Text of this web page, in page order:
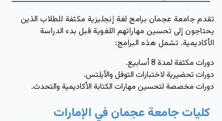
تقدم جامعة عجمان برامج لغة إنجليزية مكثفة للطلاب الذين
يحتاجون إلى تحسين مهاراتهم اللغوية قبل بدء الدراسة
الأكاديمية. تشمل هذه البرامج:
دورات مكثفة لمدة 8 أسابيع.
دورات تحضيرية لاختبارات التوفل والآيلتس.
دورات مخصصة لتحسين مهارات الكتابة الأكاديمية والتحدث.
كليات جامعة عجمان في الإمارات